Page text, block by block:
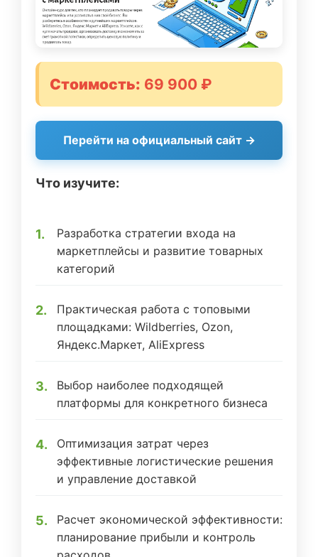
Стоимость: 69 900 ₽
Перейти на официальный сайт →
Что изучите:
Разработка стратегии входа на
маркетплейсы и развитие товарных
категорий
Практическая работа с топовыми
площадками: Wildberries, Ozon,
Яндекс.Маркет, AliExpress
Выбор наиболее подходящей
платформы для конкретного бизнеса
Оптимизация затрат через
эффективные логистические решения
и управление доставкой
Расчет экономической эффективности:
планирование прибыли и контроль